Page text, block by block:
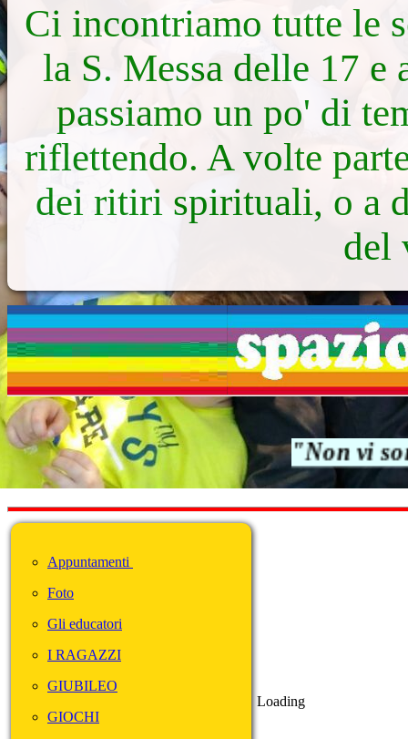
Ci incontriamo tutte le
la S. Messa delle 17 e
passiamo un po' di
riflettendo. A volte
dei ritiri spirituali, o a
del
"Non vi sono
Appuntamenti
Foto
Gli educatori
I RAGAZZI
GIUBILEO
GIOCHI
Loading